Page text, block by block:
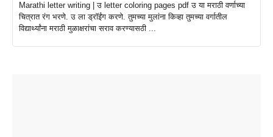
Marathi letter writing | उ letter coloring pages pdf उ या मराठी वर्णाच्या
चित्रात रंग भरणे. उ ला ड्राॅईंग करणे. तुमच्या मुलांना किव्हा तुमच्या वर्गातील
विद्यार्थ्यांना मराठी मुळाक्षरांचा सराव करण्यासठी ...